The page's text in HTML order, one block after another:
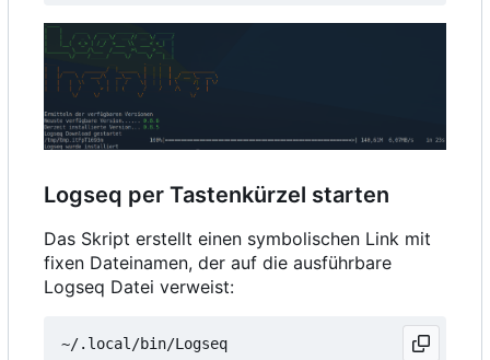
Logseq per Tastenkürzel starten
Das Skript erstellt einen symbolischen Link mit
fixen Dateinamen, der auf die ausführbare
Logseq Datei verweist: